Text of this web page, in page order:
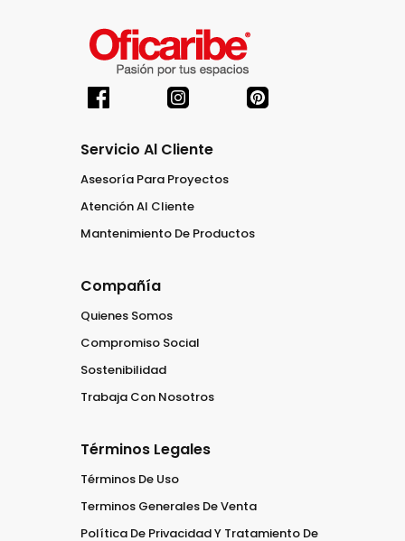
Servicio Al Cliente
Asesoría Para Proyectos
Atención Al Cliente
Mantenimiento De Productos
Compañía
Quienes Somos
Compromiso Social
Sostenibilidad
Trabaja Con Nosotros
Términos Legales
Términos De Uso
Terminos Generales De Venta
Política De Privacidad Y Tratamiento De